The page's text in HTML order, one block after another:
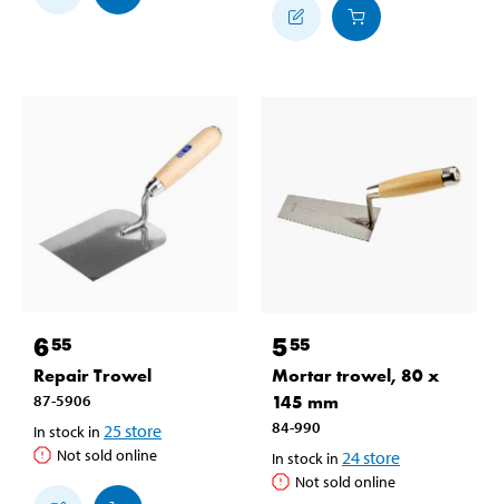
655
Repair Trowel
87-5906
In stock in 25store
Not sold online
555
Mortar trowel, 80 x
145 mm
84-990
In stock in 24store
Not sold online